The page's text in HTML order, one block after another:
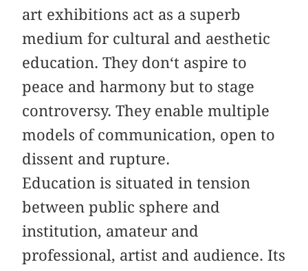
art exhibitions act as a superb
medium for cultural and aesthetic
education. They don‘t aspire to
peace and harmony but to stage
controversy. They enable multiple
models of communication, open to
dissent and rupture.
Education is situated in tension
between public sphere and
institution, amateur and
professional, artist and audience. Its